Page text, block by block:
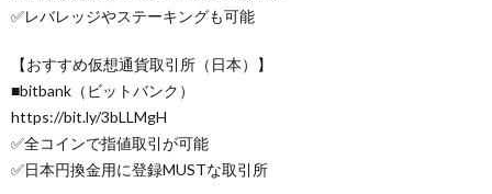
✅レバレッジやステーキングも可能
【おすすめ仮想通貨取引所（日本）】
■bitbank（ビットバンク）
https://bit.ly/3bLLMgH
✅全コインで指値取引が可能
✅日本円換金用に登録MUSTな取引所